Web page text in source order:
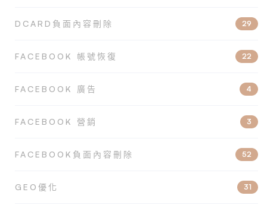
DCARD負面內容刪除 29
FACEBOOK 帳號恢復 22
FACEBOOK 廣告 4
FACEBOOK 營銷 3
FACEBOOK負面內容刪除 52
GEO優化 31